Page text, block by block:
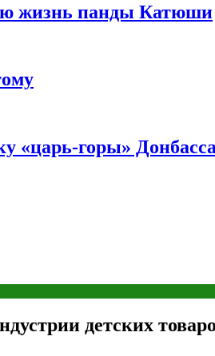
жизнь панды Катюши
«царь-горы»
детских